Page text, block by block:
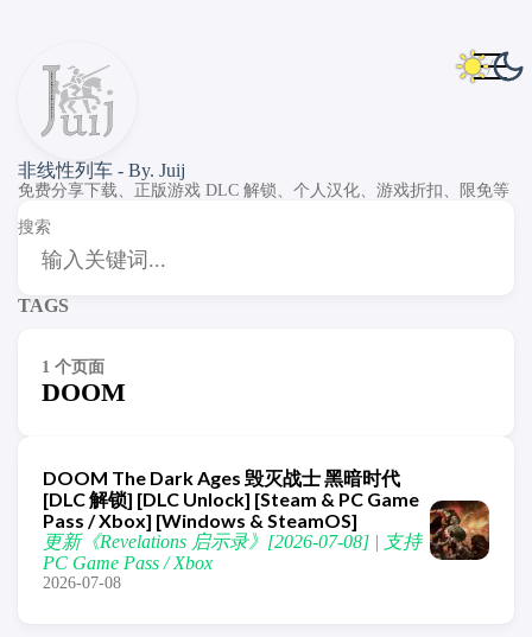
非线性列车 - By. Juij
免费分享下载、正版游戏 DLC 解锁、个人汉化、游戏折扣、限免等
搜索
TAGS
1 个页面
DOOM
DOOM The Dark Ages 毁灭战士 黑暗时代
[DLC 解锁] [DLC Unlock] [Steam & PC Game
Pass / Xbox] [Windows & SteamOS]
更新《Revelations 启示录》[2026-07-08] | 支持
PC Game Pass / Xbox
2026-07-08